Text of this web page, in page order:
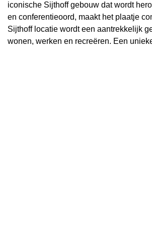
iconische Sijthoff gebouw dat wordt
en conferentieoord, maakt het plaatje
Sijthoff locatie wordt een aantrekkelijk
wonen, werken en recreëren. Een